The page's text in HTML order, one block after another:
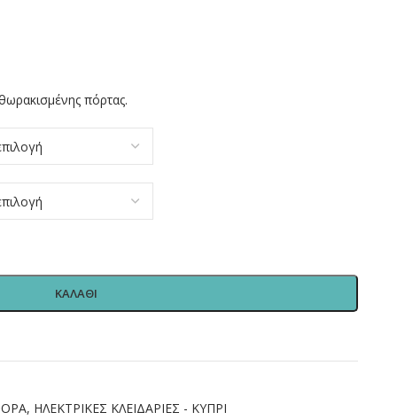
πόρτας.
ΚΑΛΑΘΙ
, ΗΛΕΚΤΡΙΚΕΣ ΚΛΕΙΔΑΡΙΕΣ - ΚΥΠΡΙ